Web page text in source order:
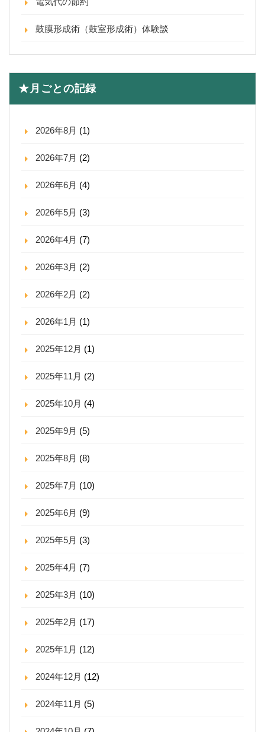
鼓膜形成術（鼓室形成術）体験談
★月ごとの記録
2026年8月 (1)
2026年7月 (2)
2026年6月 (4)
2026年5月 (3)
2026年4月 (7)
2026年3月 (2)
2026年2月 (2)
2026年1月 (1)
2025年12月 (1)
2025年11月 (2)
2025年10月 (4)
2025年9月 (5)
2025年8月 (8)
2025年7月 (10)
2025年6月 (9)
2025年5月 (3)
2025年4月 (7)
2025年3月 (10)
2025年2月 (17)
2025年1月 (12)
2024年12月 (12)
2024年11月 (5)